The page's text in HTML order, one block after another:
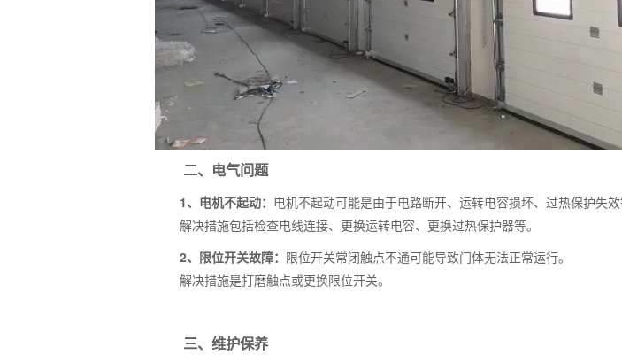
二、电气问题
1、电机不起动： 电机不起动可能是由于电路断开、运转电容损坏、过热保护失效
解决措施包括检查电线连接、更换运转电容、更换过热保护器等。
2、限位开关故障： 限位开关常闭触点不通可能导致门体无法正常运行。
解决措施是打磨触点或更换限位开关。
三、维护保养